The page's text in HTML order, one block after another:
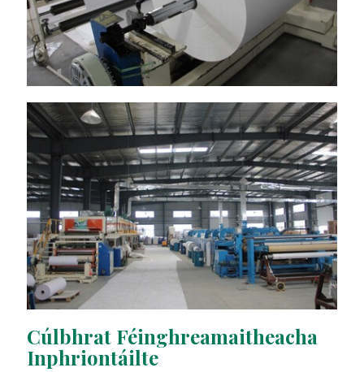
Cúlbhrat Féinghreamaitheacha
Inphriontáilte